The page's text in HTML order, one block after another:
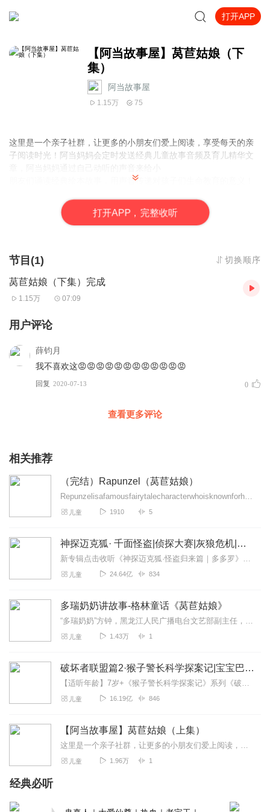
打开APP
【阿当故事屋】莴苣姑娘（下
集）
阿当故事屋
1.15万 75
这里是一个亲子社群，让更多的小朋友们爱上阅读，享受每天的亲
子阅读时光！阿当妈妈会定时发送经典儿童故事音频及育儿精华文
朋友们诵读经典绘本故事，用声音传递对孩子们生命教育的意义！
打开APP，完整收听
节目(1) 切换顺序
莴苣姑娘（下集）完成
1.15万 07:09
用户评论
薛钧月
我不喜欢这😡😡😡😡😡😡😡😡😡😡😡😡
回复 2020-07-13 0
查看更多评论
相关推荐
（完结）Rapunzel（莴苣姑娘）
Repunzelisafamousfairytalecharacterwhoisknownforherlonggoldenhair....
儿童 1910 5
神探迈克狐· 千面怪盗|侦探大赛|灰狼危机|多多罗
新专辑点击收听《神探迈克狐·怪盗归来篇｜多多罗》！！！>>>点击进入主播橱窗购买《神探迈克狐》系列图书吧!<<<多多罗故事【点击前往】收听多多罗其他好玩有趣的故...
儿童 24.64亿 834
多瑞奶奶讲故事-格林童话《莴苣姑娘》
“多瑞奶奶”方钟，黑龙江人民广播电台文艺部副主任，著名节目主持人。从事播音主持工作近三十年，获全国优秀广播节目一等奖、全国广播电视节目主持人开拓奖即...
儿童 1.43万 1
破坏者联盟篇2·猴子警长科学探案记|宝宝巴士故事
【适听年龄】7岁+《猴子警长科学探案记》系列《破坏者联盟篇1·猴子警长科学探案记》>>>《破坏者联盟篇2·猴子警长科学探案记》>>>《破坏者联盟篇3·猴子警长科...
儿童 16.19亿 846
【阿当故事屋】莴苣姑娘（上集）
这里是一个亲子社群，让更多的小朋友们爱上阅读，享受每天的亲子阅读时光！阿当妈妈会定时发送经典儿童故事音频及育儿精华文章，阿当妈妈通过自己动听的声音来给小朋友们诵...
儿童 1.96万 1
经典必听